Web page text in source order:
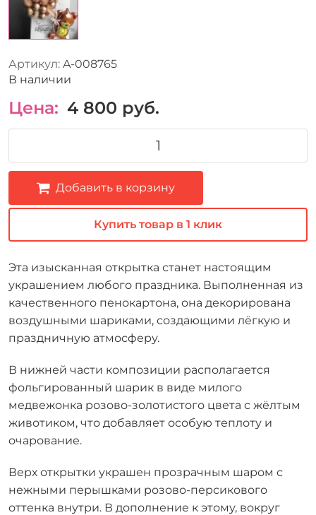
Артикул: A-008765
В наличии
Цена: 4 800 руб.
Добавить в корзину
Купить товар в 1 клик
Эта изысканная открытка станет настоящим
украшением любого праздника. Выполненная из
качественного пенокартона, она декорирована
воздушными шариками, создающими лёгкую и
праздничную атмосферу.
В нижней части композиции располагается
фольгированный шарик в виде милого
медвежонка розово-золотистого цвета с жёлтым
животиком, что добавляет особую теплоту и
очарование.
Верх открытки украшен прозрачным шаром с
нежными перышками розово-персикового
оттенка внутри. В дополнение к этому, вокруг